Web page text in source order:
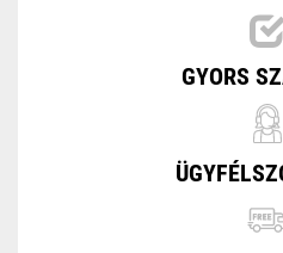
GYORS